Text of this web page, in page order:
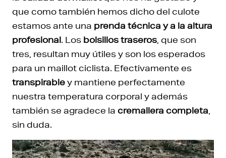
que como también hemos dicho del culote
estamos ante una prenda técnica y a la altura
profesional. Los bolsillos traseros, que son
tres, resultan muy útiles y son los esperados
para un maillot ciclista. Efectivamente es
transpirabley mantiene perfectamente
nuestra temperatura corporal y además
también se agradece la cremallera completa,
sin duda.